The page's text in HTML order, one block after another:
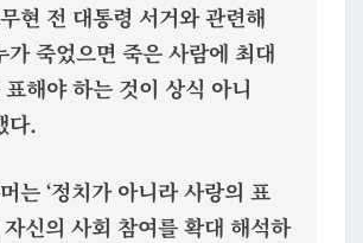
현 전 대통령 서거와 관련해
가 죽었으면 죽은 사람에 최대
해야 하는 것이 상식 아니
다.
는 ‘정치가 아니라 사랑의 표
자신의 사회 참여를 확대 해석하